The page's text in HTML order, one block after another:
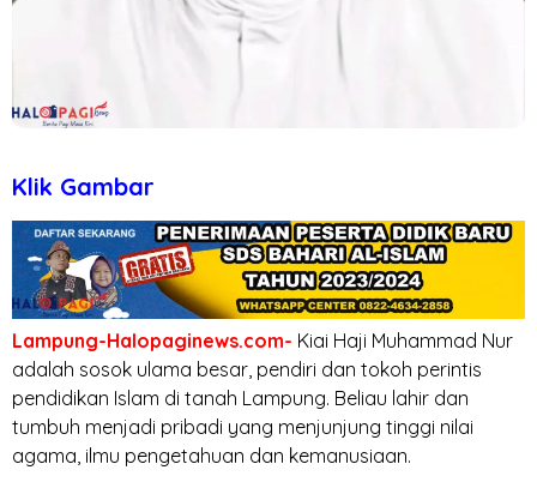
Klik Gambar
Lampung-Halopaginews.com- Kiai Haji Muhammad Nur
adalah sosok ulama besar, pendiri dan tokoh perintis
pendidikan Islam di tanah Lampung. Beliau lahir dan
tumbuh menjadi pribadi yang menjunjung tinggi nilai
agama, ilmu pengetahuan dan kemanusiaan.